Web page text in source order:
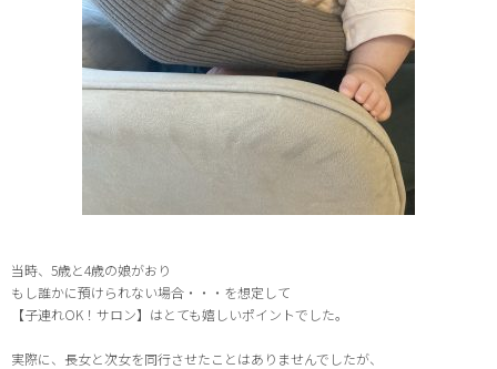
当時、5歳と4歳の娘がおり
もし誰かに預けられない場合・・・を想定して
【子連れOK！サロン】はとても嬉しいポイントでした。
実際に、長女と次女を同行させたことはありませんでしたが、